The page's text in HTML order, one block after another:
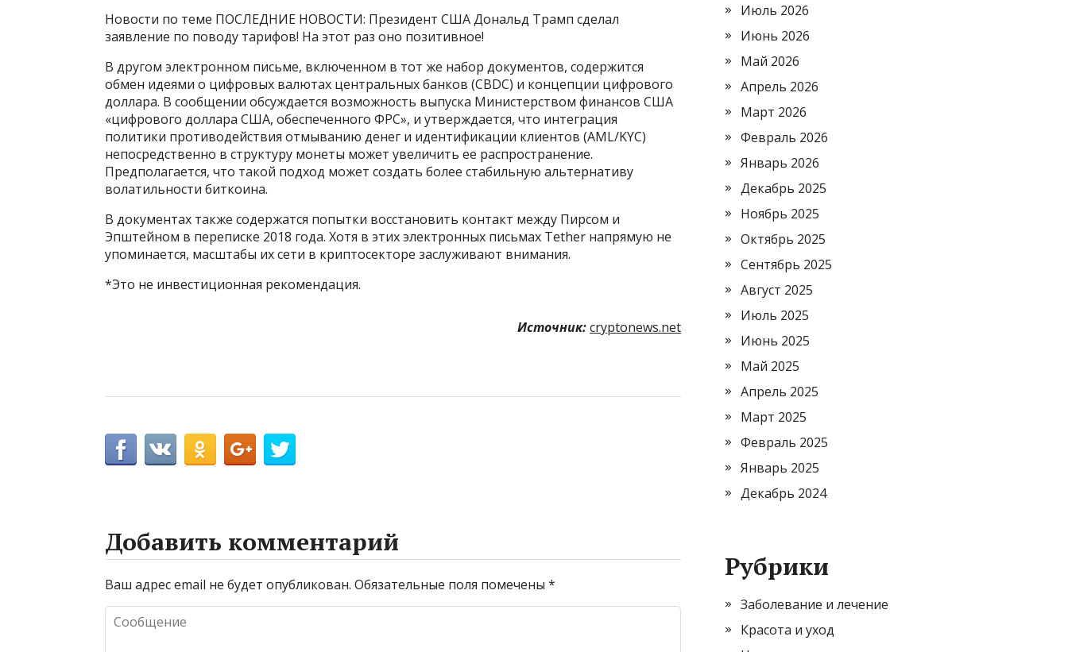
Новости по теме ПОСЛЕДНИЕ НОВОСТИ: Президент США Дональд Трамп сделал
заявление по поводу тарифов! На этот раз оно позитивное!
В другом электронном письме, включенном в тот же набор документов, содержится
обмен идеями о цифровых валютах центральных банков (CBDC) и концепции цифрового
доллара. В сообщении обсуждается возможность выпуска Министерством финансов США
«цифрового доллара США, обеспеченного ФРС», и утверждается, что интеграция
политики противодействия отмыванию денег и идентификации клиентов (AML/KYC)
непосредственно в структуру монеты может увеличить ее распространение.
Предполагается, что такой подход может создать более стабильную альтернативу
волатильности биткоина.
В документах также содержатся попытки восстановить контакт между Пирсом и
Эпштейном в переписке 2018 года. Хотя в этих электронных письмах Tether напрямую не
упоминается, масштабы их сети в криптосекторе заслуживают внимания.
*Это не инвестиционная рекомендация.
Источник:cryptonews.net
Добавить комментарий
Ваш адрес email не будет опубликован. Обязательные поля помечены *
Июль 2026
Июнь 2026
Май 2026
Апрель 2026
Март 2026
Февраль 2026
Январь 2026
Декабрь 2025
Ноябрь 2025
Октябрь 2025
Сентябрь 2025
Август 2025
Июль 2025
Июнь 2025
Май 2025
Апрель 2025
Март 2025
Февраль 2025
Январь 2025
Декабрь 2024
Рубрики
Заболевание и лечение
Красота и уход